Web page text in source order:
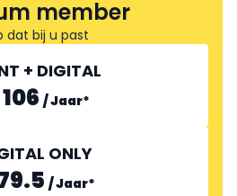
member
dat bij u past
+ DIGITAL
/Jaar*
ONLY
/Jaar*